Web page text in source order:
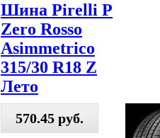
Шина Pirelli P
Zero Rosso
Asimmetrico
315/30 R18 Z
Лето
570.45 руб.